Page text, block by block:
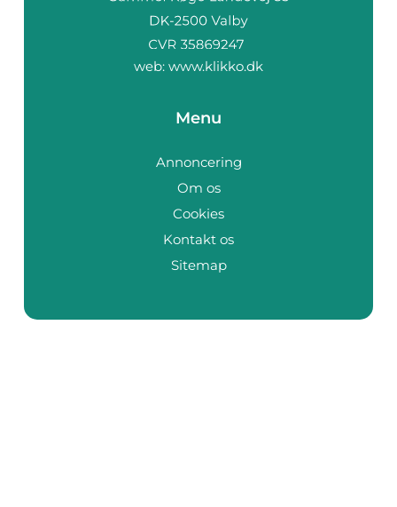
web: www.klikko.dk
Menu
Annoncering
Om os
Cookies
Kontakt os
Sitemap